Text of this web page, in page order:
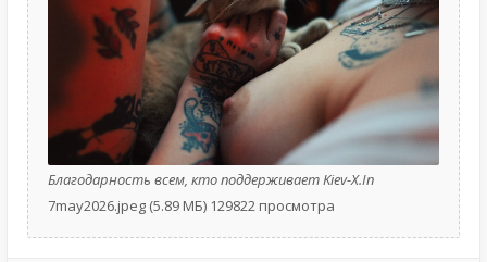
Благодарность всем, кто поддерживает Kiev-X.In
7may2026.jpeg (5.89 МБ) 129822 просмотра